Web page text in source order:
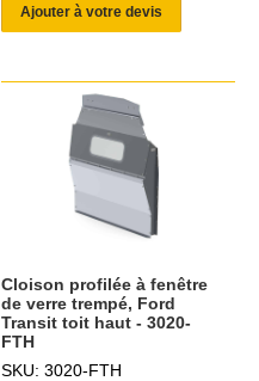
Ajouter à votre devis
Cloison profilée à fenêtre
de verre trempé, Ford
Transit toit haut - 3020-
FTH
SKU: 3020-FTH